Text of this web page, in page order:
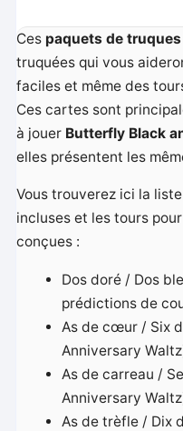
Ces paquets de truques
truquées qui vous
faciles et même des
Ces cartes sont
à jouer Butterfly Black
elles présentent les
Vous trouverez ici la
incluses et les tours
conçues :
Dos doré / Dos
prédictions de
As de cœur / Six
Anniversary
As de carreau /
Anniversary
As de trèfle / Dix